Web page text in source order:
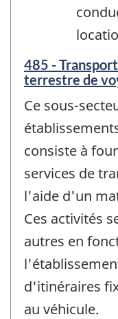
485 -
terrestre de
Ce sous-
consiste à
services de
l'aide d'un
Ces activités
autres en
d'itinéraires
au véhicule.